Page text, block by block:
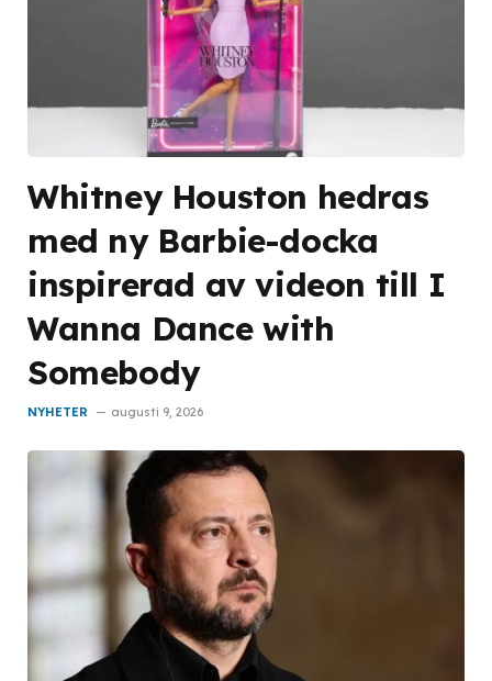
Whitney Houston hedras
med ny Barbie-docka
inspirerad av videon till I
Wanna Dance with
Somebody
NYHETER augusti 9, 2026